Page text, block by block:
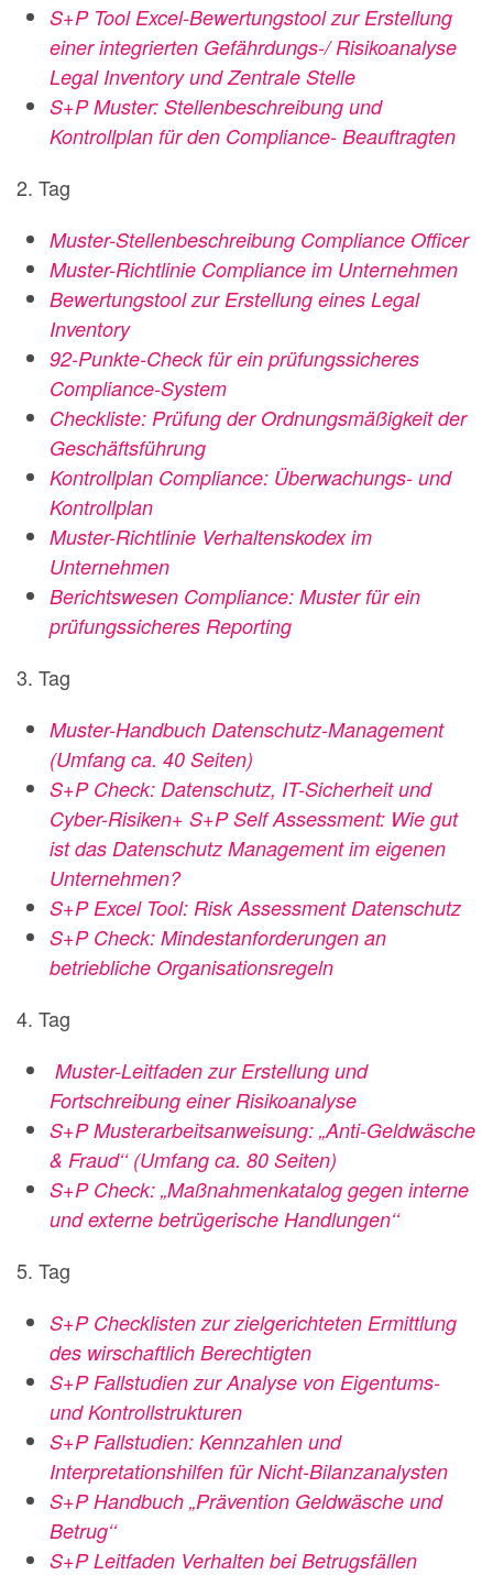
S+P Tool Excel-Bewertungstool zur Erstellung
einer integrierten Gefährdungs-/ Risikoanalyse
Legal Inventory und Zentrale Stelle
S+P Muster: Stellenbeschreibung und
Kontrollplan für den Compliance- Beauftragten
2. Tag
Muster-Stellenbeschreibung Compliance Officer
Muster-Richtlinie Compliance im Unternehmen
Bewertungstool zur Erstellung eines Legal
Inventory
92-Punkte-Check für ein prüfungssicheres
Compliance-System
Checkliste: Prüfung der Ordnungsmäßigkeit der
Geschäftsführung
Kontrollplan Compliance: Überwachungs- und
Kontrollplan
Muster-Richtlinie Verhaltenskodex im
Unternehmen
Berichtswesen Compliance: Muster für ein
prüfungssicheres Reporting
3. Tag
Muster-Handbuch Datenschutz-Management
(Umfang ca. 40 Seiten)
S+P Check: Datenschutz, IT-Sicherheit und
Cyber-Risiken+ S+P Self Assessment: Wie gut
ist das Datenschutz Management im eigenen
Unternehmen?
S+P Excel Tool: Risk Assessment Datenschutz
S+P Check: Mindestanforderungen an
betriebliche Organisationsregeln
4. Tag
Muster-Leitfaden zur Erstellung und
Fortschreibung einer Risikoanalyse
S+P Musterarbeitsanweisung: „Anti-Geldwäsche
& Fraud‘‘ (Umfang ca. 80 Seiten)
S+P Check: „Maßnahmenkatalog gegen interne
und externe betrügerische Handlungen‘‘
5. Tag
S+P Checklisten zur zielgerichteten Ermittlung
des wirschaftlich Berechtigten
S+P Fallstudien zur Analyse von Eigentums-
und Kontrollstrukturen
S+P Fallstudien: Kennzahlen und
Interpretationshilfen für Nicht-Bilanzanalysten
S+P Handbuch „Prävention Geldwäsche und
Betrug‘‘
S+P Leitfaden Verhalten bei Betrugsfällen